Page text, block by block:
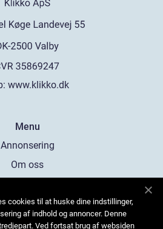
www.klikko.dk
Menu
Annonsering
Om oss
oss
Sitemap
cookies til at huske dine indstillinger,
af indhold og annoncer. Denne
Ved fortsat brug af websiden